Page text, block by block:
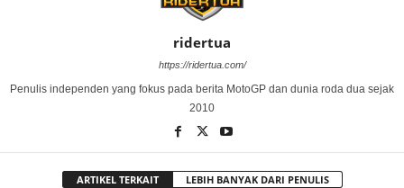
ridertua
https://ridertua.com/
Penulis independen yang fokus pada berita MotoGP dan dunia roda dua sejak
2010
ARTIKEL TERKAIT LEBIH BANYAK DARI PENULIS